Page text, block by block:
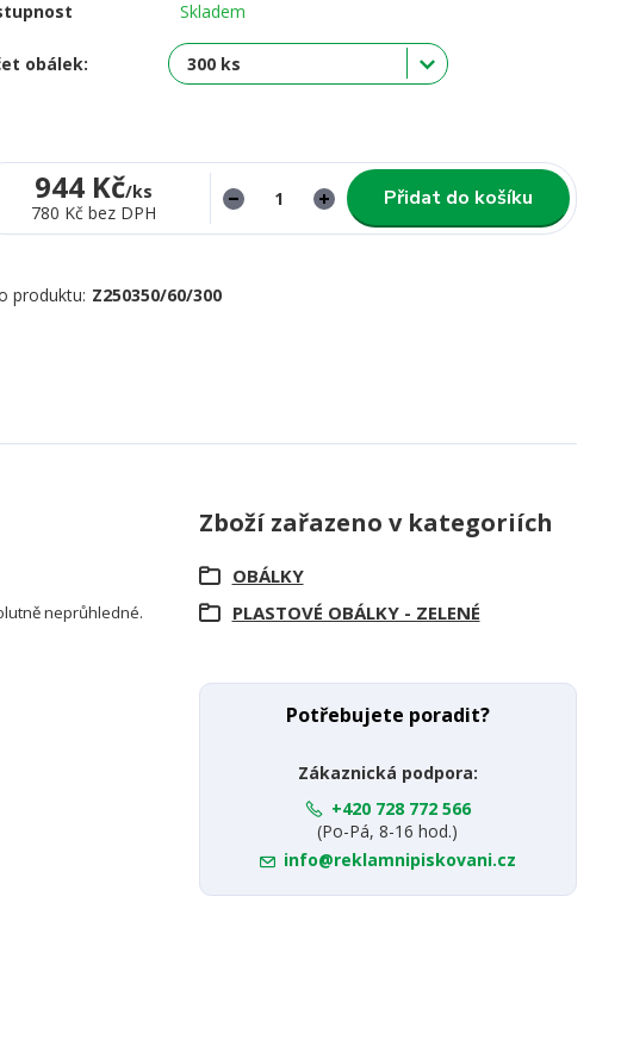
Skladem
obálek:
944 Kč/ks
780 Kč bez DPH
Přidat do košíku
produktu: Z250350/60/300
neprůhledné.
Zboží zařazeno v kategoriích
OBÁLKY
PLASTOVÉ OBÁLKY - ZELENÉ
Potřebujete poradit?
Zákaznická podpora:
+420 728 772 566
(Po-Pá, 8-16 hod.)
info@reklamnipiskovani.cz